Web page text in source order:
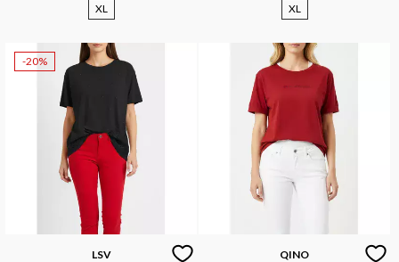
XL XL
-20%
LSV
QINO